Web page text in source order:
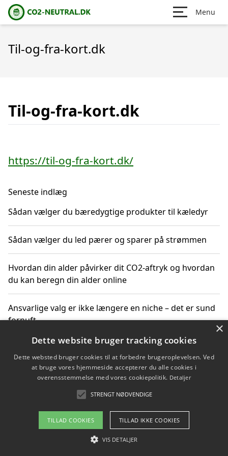
Menu
Til-og-fra-kort.dk
Til-og-fra-kort.dk
https://til-og-fra-kort.dk/
Seneste indlæg
Sådan vælger du bæredygtige produkter til kæledyr
Sådan vælger du led pærer og sparer på strømmen
Hvordan din alder påvirker dit CO2-aftryk og hvordan
du kan beregn din alder online
Ansvarlige valg er ikke længere en niche – det er sund
fornuft
Sådan kan du handle bæredygtigt og bestil med
faktura
Om / kontakt
Blog Betingelser
×
Dette website bruger tracking cookies
Dette websted bruger cookies til at forbedre brugeroplevelsen. Ved
at bruge vores hjemmeside accepterer du alle cookies i
overensstemmelse med vores cookiepolitik. Detaljer
STRENGT NØDVENDIGE
TILLAD COOKIES TILLAD IKKE COOKIES
VIS DETALJER